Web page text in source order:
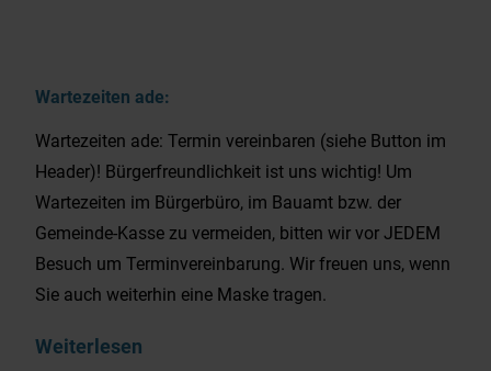
Wartezeiten ade:
Wartezeiten ade: Termin vereinbaren (siehe Button im
Header)! Bürgerfreundlichkeit ist uns wichtig! Um
Wartezeiten im Bürgerbüro, im Bauamt bzw. der
Gemeinde-Kasse zu vermeiden, bitten wir vor JEDEM
Besuch um Terminvereinbarung. Wir freuen uns, wenn
Sie auch weiterhin eine Maske tragen.
Weiterlesen